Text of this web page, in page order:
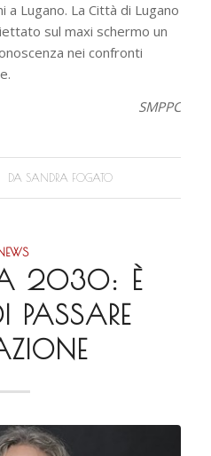
a Lugano. La Città di Lugano
sul maxi schermo un
nei confronti
SMPPC
DA SANDRA FOGATO
2030: È
PASSARE